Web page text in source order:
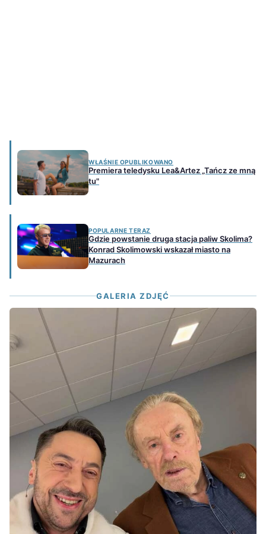
WŁAŚNIE OPUBLIKOWANO
Premiera teledysku Lea&Artez „Tańcz ze mną
tu"
POPULARNE TERAZ
Gdzie powstanie druga stacja paliw Skolima?
Konrad Skolimowski wskazał miasto na
Mazurach
GALERIA ZDJĘĆ